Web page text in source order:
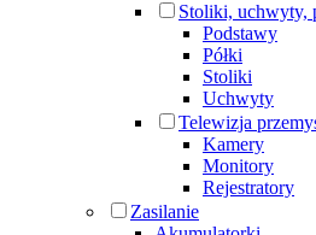
Stoliki, uchwyty,
Podstawy
Półki
Stoliki
Uchwyty
Telewizja
Kamery
Monitory
Rejestratory
Zasilanie